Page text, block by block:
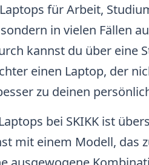
für Arbeit,
in vielen Fällen
kannst du über eine
einen Laptop, der
zu deinen
bei SKIKK ist
mit einem Modell, das